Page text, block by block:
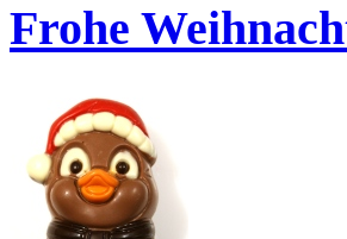
Frohe